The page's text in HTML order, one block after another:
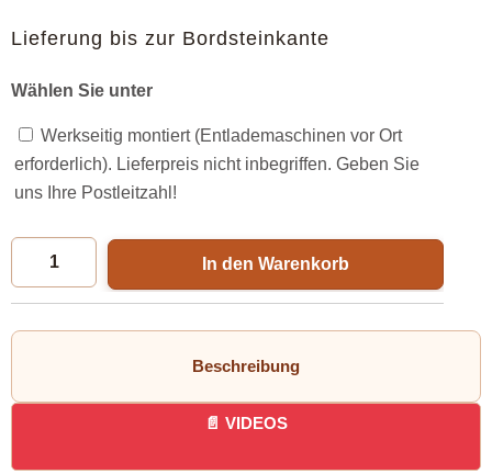
Lieferung bis zur Bordsteinkante
Wählen Sie unter
Werkseitig montiert (Entlademaschinen vor Ort
erforderlich). Lieferpreis nicht inbegriffen. Geben Sie
uns Ihre Postleitzahl!
In den Warenkorb
Beschreibung
VIDEOS